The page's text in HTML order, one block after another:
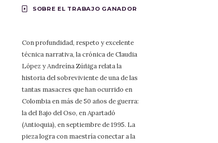
SOBRE EL TRABAJO GANADOR
Con profundidad, respeto y excelente
técnica narrativa, la crónica de Claudia
López y Andreína Zúñiga relata la
historia del sobreviviente de una de las
tantas masacres que han ocurrido en
Colombia en más de 50 años de guerra:
la del Bajo del Oso, en Apartadó
(Antioquia), en septiembre de 1995. La
pieza logra con maestría conectar a la